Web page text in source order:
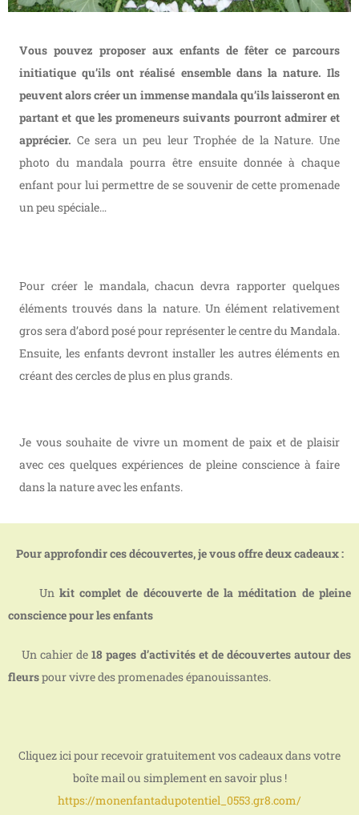
Vous pouvez proposer aux enfants de fêter ce parcours
initiatique qu’ils ont réalisé ensemble dans la nature. Ils
peuvent alors créer un immense mandala qu’ils laisseront en
partant et que les promeneurs suivants pourront admirer et
apprécier. Ce sera un peu leur Trophée de la Nature. Une
photo du mandala pourra être ensuite donnée à chaque
enfant pour lui permettre de se souvenir de cette promenade
un peu spéciale…
Pour créer le mandala, chacun devra rapporter quelques
éléments trouvés dans la nature. Un élément relativement
gros sera d’abord posé pour représenter le centre du Mandala.
Ensuite, les enfants devront installer les autres éléments en
créant des cercles de plus en plus grands.
Je vous souhaite de vivre un moment de paix et de plaisir
avec ces quelques expériences de pleine conscience à faire
dans la nature avec les enfants.
Pour approfondir ces découvertes, je vous offre deux cadeaux :
Un kit complet de découverte de la méditation de pleine
conscience pour les enfants
Un cahier de18 pages d’activités et de découvertes autour des
fleurspour vivre des promenades épanouissantes.
Cliquez ici pour recevoir gratuitement vos cadeaux dans votre
boîte mail ou simplement en savoir plus !
https://monenfantadupotentiel_0553.gr8.com/